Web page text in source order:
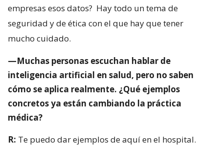
empresas esos datos? Hay todo un tema de
seguridad y de ética con el que hay que tener
mucho cuidado.
—Muchas personas escuchan hablar de
inteligencia artificial en salud, pero no saben
cómo se aplica realmente. ¿Qué ejemplos
concretos ya están cambiando la práctica
médica?
R: Te puedo dar ejemplos de aquí en el hospital.